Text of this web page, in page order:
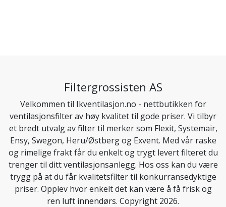
Filtergrossisten AS
Velkommen til Ikventilasjon.no - nettbutikken for
ventilasjonsfilter av høy kvalitet til gode priser. Vi tilbyr
et bredt utvalg av filter til merker som Flexit, Systemair,
Ensy, Swegon, Heru/Østberg og Exvent. Med vår raske
og rimelige frakt får du enkelt og trygt levert filteret du
trenger til ditt ventilasjonsanlegg. Hos oss kan du være
trygg på at du får kvalitetsfilter til konkurransedyktige
priser. Opplev hvor enkelt det kan være å få frisk og
ren luft innendørs. Copyright 2026.